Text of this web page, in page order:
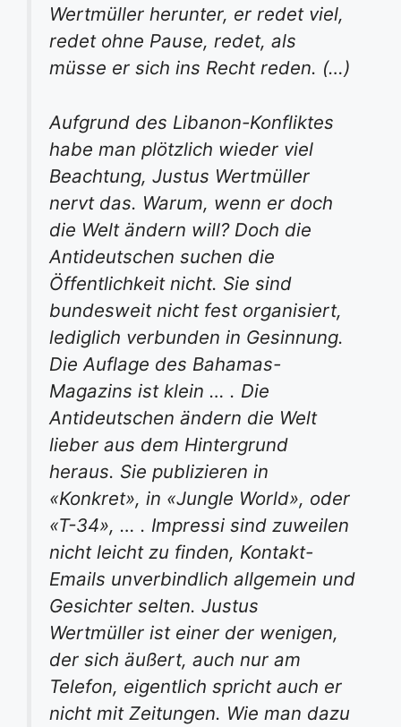
Wertmüller herunter, er redet viel,
redet ohne Pause, redet, als
müsse er sich ins Recht reden. (…)
Aufgrund des Libanon-Konfliktes
habe man plötzlich wieder viel
Beachtung, Justus Wertmüller
nervt das. Warum, wenn er doch
die Welt ändern will? Doch die
Antideutschen suchen die
Öffentlichkeit nicht. Sie sind
bundesweit nicht fest organisiert,
lediglich verbunden in Gesinnung.
Die Auflage des Bahamas-
Magazins ist klein … . Die
Antideutschen ändern die Welt
lieber aus dem Hintergrund
heraus. Sie publizieren in
«Konkret», in «Jungle World», oder
«T-34», … . Impressi sind zuweilen
nicht leicht zu finden, Kontakt-
Emails unverbindlich allgemein und
Gesichter selten. Justus
Wertmüller ist einer der wenigen,
der sich äußert, auch nur am
Telefon, eigentlich spricht auch er
nicht mit Zeitungen. Wie man dazu